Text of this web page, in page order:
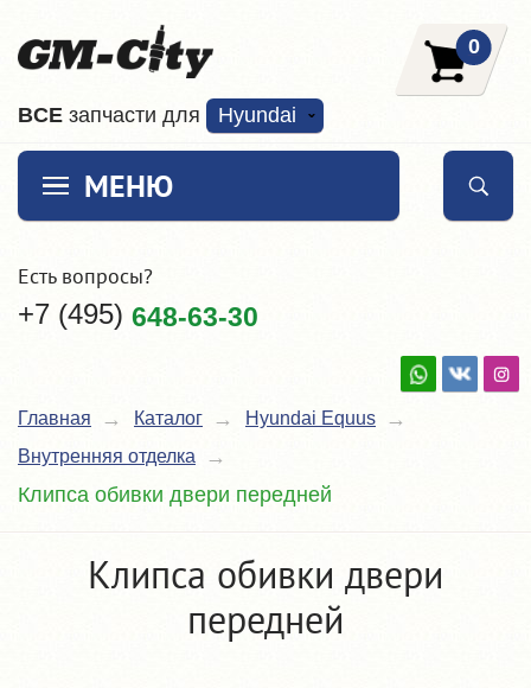
ВCE запчасти для Hyundai
0
МЕНЮ
Есть вопросы?
+7 (495) 648-63-30
Главная Каталог
Hyundai Equus
Внутренняя отделка
Клипса обивки двери передней
Клипса обивки двери
передней